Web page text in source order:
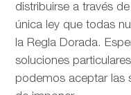
distribuirse a través
única ley que todas
la Regla Dorada.
soluciones
podemos aceptar las